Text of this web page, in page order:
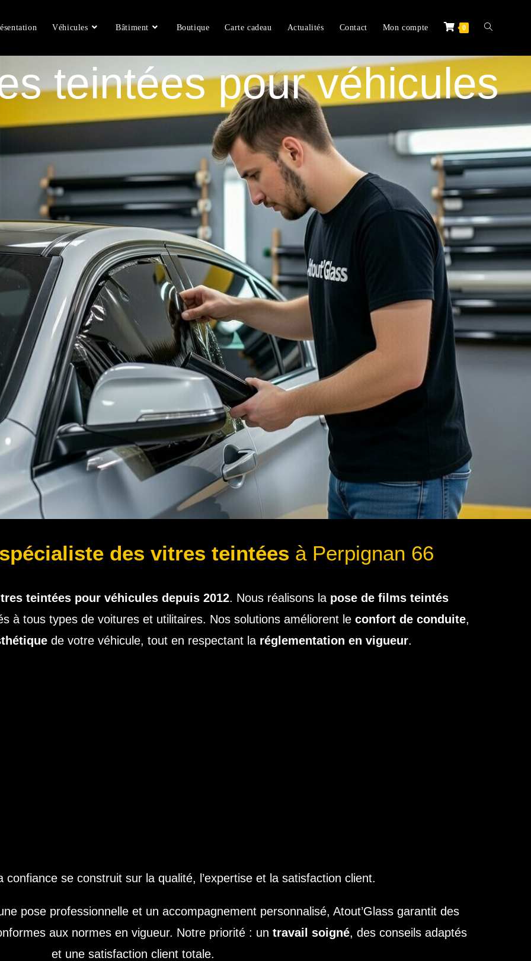
Véhicules Bâtiment Boutique Carte cadeau Actualités Contact Mon compte 0
teintées pour véhicules
spécialiste des vitres teintées à Perpignan 66
teintées pour véhicules depuis 2012. Nous réalisons la pose de films teintés
à tous types de voitures et utilitaires. Nos solutions améliorent le confort de conduite,
de votre véhicule, tout en respectant la réglementation en vigueur.
confiance se construit sur la qualité, l’expertise et la satisfaction client.
pose professionnelle et un accompagnement personnalisé, Atout’Glass garantit des
aux normes en vigueur. Notre priorité : un travail soigné, des conseils adaptés
et une satisfaction client totale.